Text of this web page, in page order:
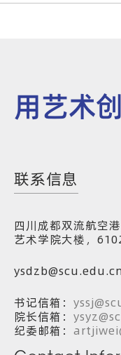
用艺术
联系信息
四川成都双流航空
艺术学院大楼，
书记信箱：
院长信箱：
纪委邮箱：